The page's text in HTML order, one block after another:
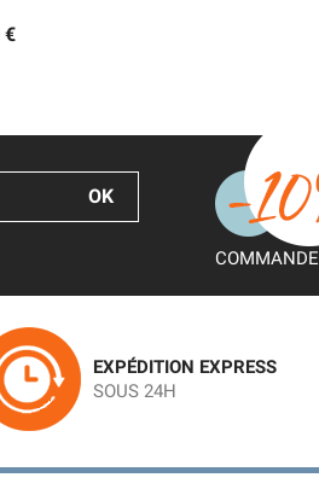
€
COMMANDE
EXPÉDITION EXPRESS
SOUS 24H